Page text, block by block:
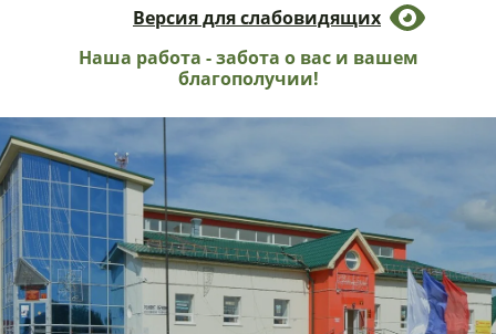
Версия для слабовидящих
Наша работа - забота о вас и вашем
благополучии!